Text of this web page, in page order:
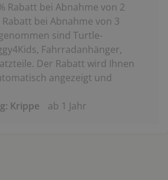
Rabatt bei Abnahme von 2
Rabatt bei Abnahme von 3
sind Turtle-
Fahrradanhänger,
Der Rabatt wird Ihnen
angezeigt und
Krippe
ab 1 Jahr